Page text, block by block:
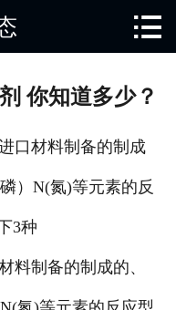
新闻动态

你知道多少？
口材料制备的制成
）N(氮)等元素的反
3种
制备的制成的、